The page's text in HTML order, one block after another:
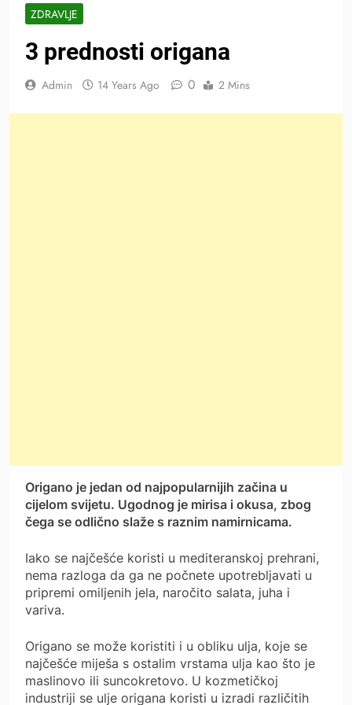
ZDRAVLJE
3 prednosti origana
Admin 14 Years Ago 0 2 Mins
Origano je jedan od najpopularnijih začina u
cijelom svijetu. Ugodnog je mirisa i okusa, zbog
čega se odlično slaže s raznim namirnicama.
Iako se najčešće koristi u mediteranskoj prehrani,
nema razloga da ga ne počnete upotrebljavati u
pripremi omiljenih jela, naročito salata, juha i
variva.
Origano se može koristiti i u obliku ulja, koje se
najčešće miješa s ostalim vrstama ulja kao što je
maslinovo ili suncokretovo. U kozmetičkoj
industriji se ulje origana koristi u izradi različitih